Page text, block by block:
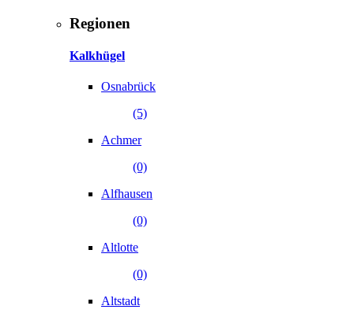
Regionen
Kalkhügel
Osnabrück
(5)
Achmer
(0)
Alfhausen
(0)
Altlotte
(0)
Altstadt